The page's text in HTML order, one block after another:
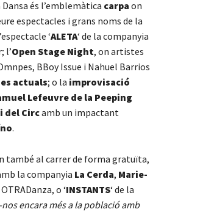
és l’emblemàtica carpa on
espectacles i grans noms de la
‘ALETA‘ de la companyia
l’Open Stage Night, on artistes
BBoy Issue i Nahuel Barrios
actuals; o la improvisació
Lefeuvre de la Peeping
del Circamb un impactant
.
també al carrer de forma gratuïta,
la companyia La Cerda, Marie-
OTRADanza, o ‘INSTANTS‘ de la
encara més a la població amb